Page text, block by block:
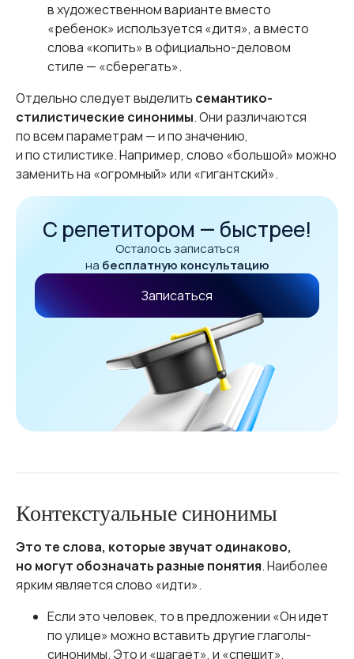
в художественном варианте вместо
«ребенок» используется «дитя», а вместо
слова «копить» в официально-деловом
стиле — «сберегать».
Отдельно следует выделить семантико-
стилистические синонимы. Они различаются
по всем параметрам — и по значению,
и по стилистике. Например, слово «большой» можно
заменить на «огромный» или «гигантский».
С репетитором — быстрее!
Осталось записаться
на бесплатную консультацию
Записаться
Контекстуальные синонимы
Это те слова, которые звучат одинаково,
но могут обозначать разные понятия. Наиболее
ярким является слово «идти».
Если это человек, то в предложении «Он идет
по улице» можно вставить другие глаголы-
синонимы. Это и «шагает», и «спешит»,